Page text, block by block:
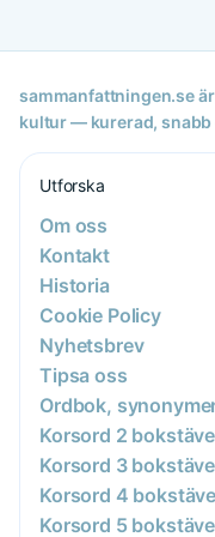
sammanfattningen.se
kultur — kurerad, snabb
Utforska
Om oss
Kontakt
Historia
Cookie Policy
Nyhetsbrev
Tipsa oss
Ordbok,
Korsord 2
Korsord 3
Korsord 4
Korsord 5